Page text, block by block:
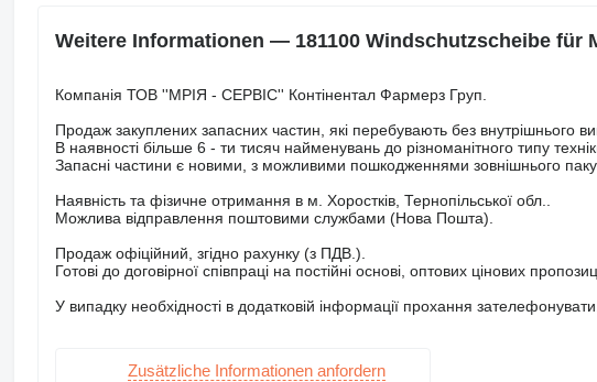
Weitere Informationen — 181100 Windschutzscheibe für
Компанія ТОВ ''МРІЯ - СЕРВІС'' Контінентал Фармерз Груп.
Продаж закуплених запасних частин, які перебувають без внутрішнього
В наявності більше 6 - ти тисяч найменувань до різноманітного типу
Запасні частини є новими, з можливими пошкодженнями зовнішнього
Наявність та фізичне отримання в м. Хоростків, Тернопільської обл..
Можлива відправлення поштовими службами (Нова Пошта).
Продаж офіційний, згідно рахунку (з ПДВ.).
Готові до договірної співпраці на постійні основі, оптових цінових
У випадку необхідності в додатковій інформації прохання зателефонувати.
Zusätzliche Informationen anfordern